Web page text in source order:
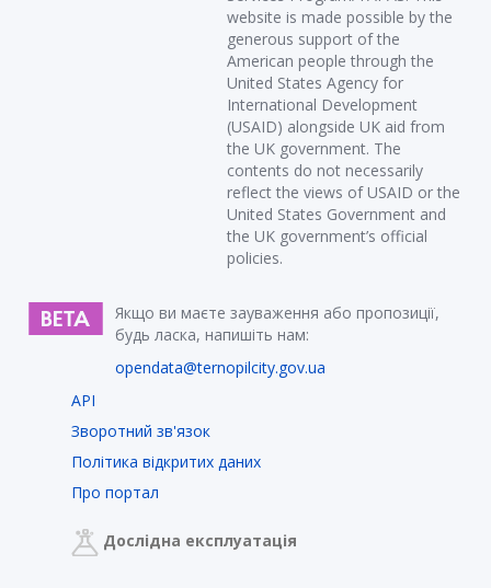
website is made possible by the
generous support of the
American people through the
United States Agency for
International Development
(USAID) alongside UK aid from
the UK government. The
contents do not necessarily
reflect the views of USAID or the
United States Government and
the UK government’s official
policies.
Якщо ви маєте зауваження або пропозиції,
будь ласка, напишіть нам:
opendata@ternopilcity.gov.ua
API
Зворотний зв'язок
Політика відкритих даних
Про портал
Дослідна експлуатація